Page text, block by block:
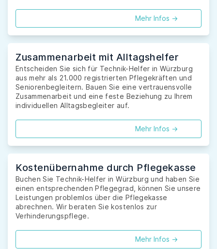
Mehr Infos ->
Zusammenarbeit mit Alltagshelfer
Entscheiden Sie sich für Technik-Helfer in Würzburg
aus mehr als 21.000 registrierten Pflegekräften und
Seniorenbegleitern. Bauen Sie eine vertrauensvolle
Zusammenarbeit und eine feste Beziehung zu Ihrem
individuellen Alltagsbegleiter auf.
Mehr Infos ->
Kostenübernahme durch Pflegekasse
Buchen Sie Technik-Helfer in Würzburg und haben Sie
einen entsprechenden Pflegegrad, können Sie unsere
Leistungen problemlos über die Pflegekasse
abrechnen. Wir beraten Sie kostenlos zur
Verhinderungspflege.
Mehr Infos ->